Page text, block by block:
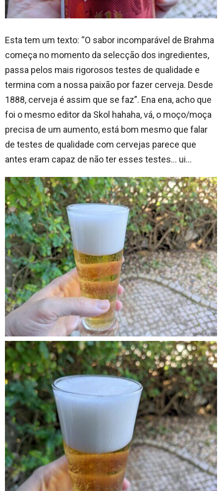
Esta tem um texto: “O sabor incomparável de Brahma
começa no momento da selecção dos ingredientes,
passa pelos mais rigorosos testes de qualidade e
termina com a nossa paixão por fazer cerveja. Desde
1888, cerveja é assim que se faz”. Ena ena, acho que
foi o mesmo editor da Skol hahaha, vá, o moço/moça
precisa de um aumento, está bom mesmo que falar
de testes de qualidade com cervejas parece que
antes eram capaz de não ter esses testes… ui…